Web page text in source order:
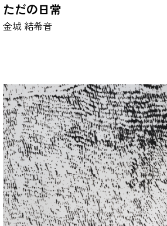
ただの日常
金城 結希音